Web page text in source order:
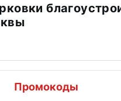
Промокоды